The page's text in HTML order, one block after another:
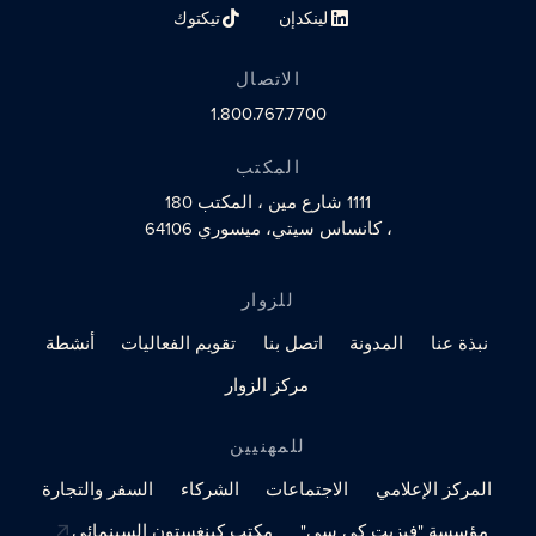
لينكدإن
رابط الملف الشخصي على مواقع التواصل الاجتماعي
تيكتوك
رابط الملف الشخصي على مواقع
الاتصال
1.800.767.7700
المكتب
1111 شارع مين
، المكتب 180
، كانساس سيتي، ميسوري 64106
للزوار
نبذة عنا
المدونة اتصل بنا تقويم الفعاليات
أنشطة
مركز الزوار
للمهنيين
المركز الإعلامي
الاجتماعات الشركاء
السفر والتجارة